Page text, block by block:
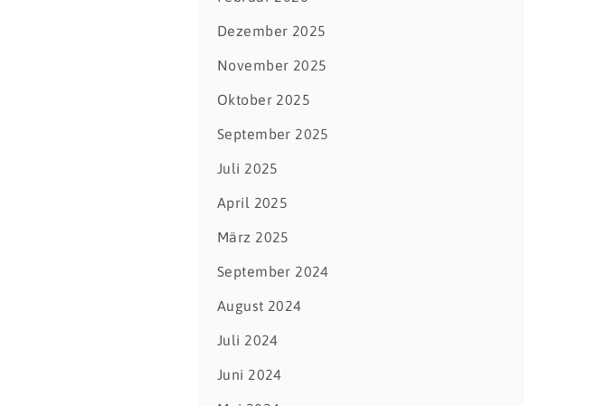
Dezember 2025
November 2025
Oktober 2025
September 2025
Juli 2025
April 2025
März 2025
September 2024
August 2024
Juli 2024
Juni 2024